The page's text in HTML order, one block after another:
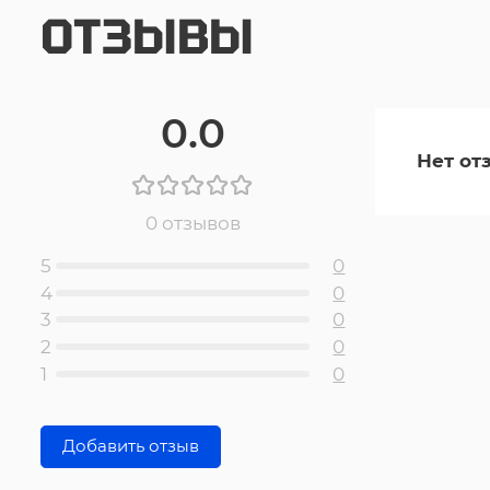
ОТЗЫВЫ
0.0
0 отзывов
5
0
4
0
3
0
2
0
1
0
Добавить отзыв
Нет